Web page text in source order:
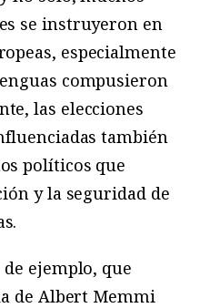
se instruyeron en
especialmente
compusieron
las elecciones
también
políticos que
y la seguridad de
ejemplo, que
de Albert Memmi